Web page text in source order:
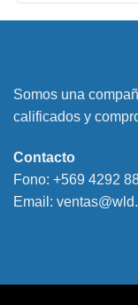
Somos una
calificados y
Contacto
Fono: +569 4292
Email: